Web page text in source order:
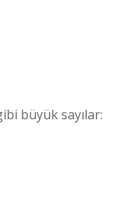
büyük sayılar: